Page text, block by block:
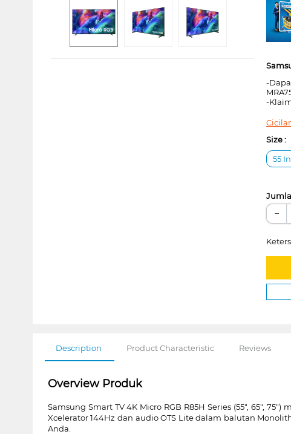
-
-
Size :
55
−
Description Product Characteristic Reviews
Overview Produk
Samsung Smart TV 4K Micro RGB R85H Series (55", 65",
Xcelerator 144Hz dan audio OTS Lite dalam balutan
Anda.